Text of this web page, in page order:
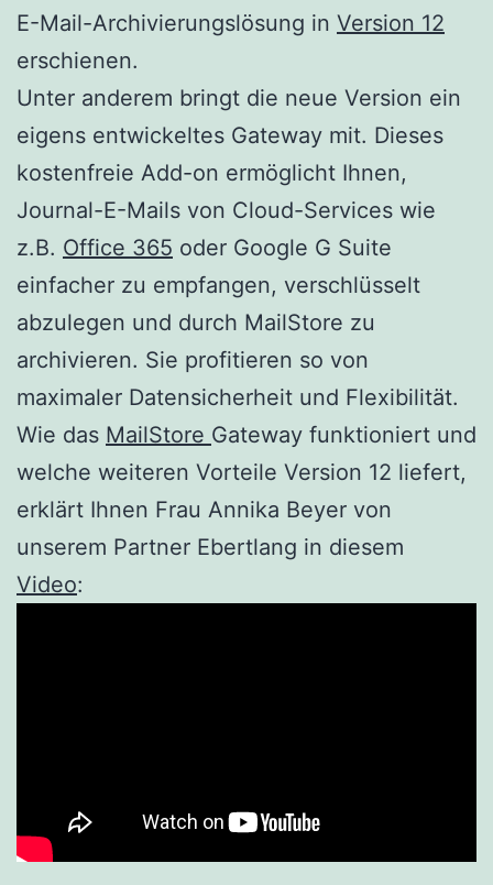
E-Mail-Archivierungslösung in Version 12
erschienen.
Unter anderem bringt die neue Version ein
eigens entwickeltes Gateway mit. Dieses
kostenfreie Add-on ermöglicht Ihnen,
Journal-E-Mails von Cloud-Services wie
z.B. Office 365 oder Google G Suite
einfacher zu empfangen, verschlüsselt
abzulegen und durch MailStore zu
archivieren. Sie profitieren so von
maximaler Datensicherheit und Flexibilität.
Wie das MailStore Gateway funktioniert und
welche weiteren Vorteile Version 12 liefert,
erklärt Ihnen Frau Annika Beyer von
unserem Partner Ebertlang in diesem
Video: